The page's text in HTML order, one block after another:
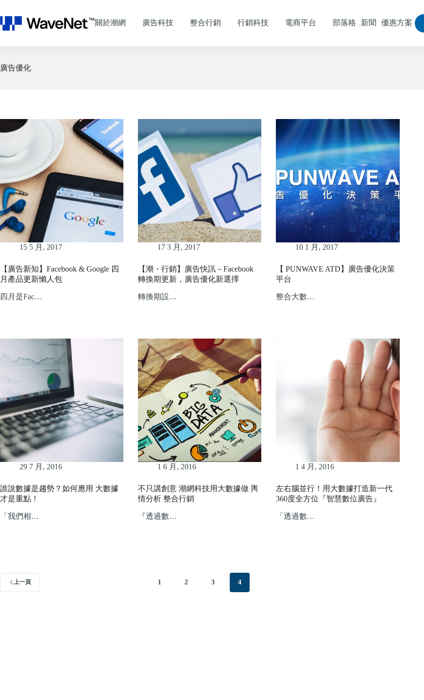
至
主
關於潮網 廣告科技 整合行銷 行銷科技 電商平台 部落格 新聞 優惠方案
廣告優化
15 5 月, 2017
【廣告新知】Facebook & Google 四
月產品更新懶人包
四月是Fac…
17 3 月, 2017
【潮・行銷】廣告快訊－Facebook
轉換期更新，廣告優化新選擇
轉換期設…
10 1 月, 2017
【 PUNWAVE ATD】廣告優化決策
平台
整合大數…
29 7 月, 2016
誰說數據是趨勢？如何應用 大數據
才是重點！
「我們相…
1 6 月, 2016
不只講創意 潮網科技用大數據做 輿
情分析 整合行銷
『透過數…
1 4 月, 2016
左右腦並行！用大數據打造新一代
360度全方位『智慧數位廣告』
「透過數…
上一頁 1 2 3 4